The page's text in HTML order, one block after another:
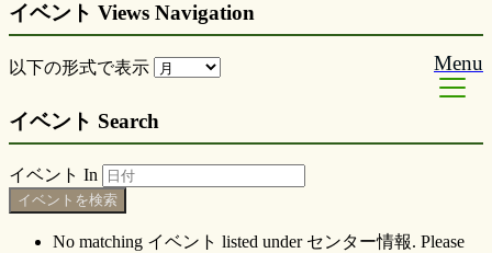
Menu
イベント Views Navigation
以下の形式で表示
イベント Search
イベント In
No matching イベント listed under センター情報. Please